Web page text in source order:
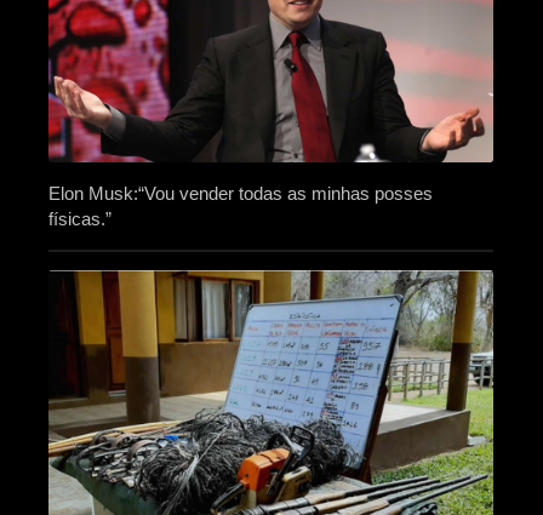
Elon Musk:“Vou vender todas as minhas posses
físicas.”